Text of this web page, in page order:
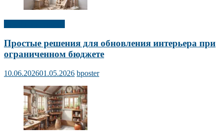
Простые решения для обновления интерьера при
ограниченном бюджете
10.06.202601.05.2026 bposter